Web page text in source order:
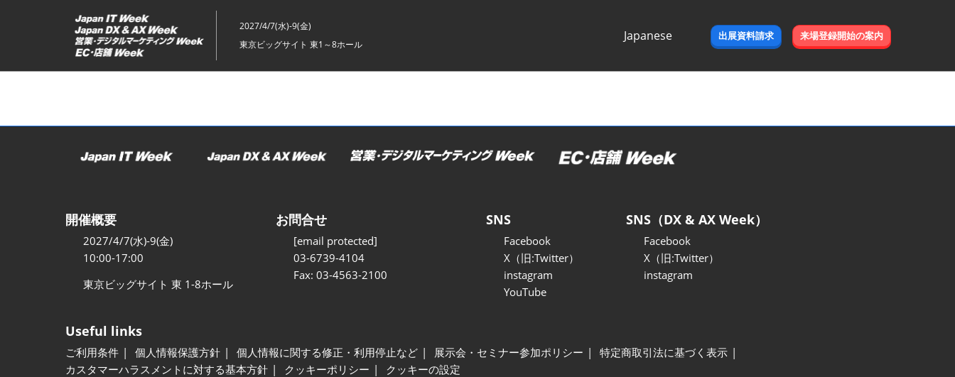
ッ
2027/4/7(水)-9(金)
東京ビッグサイト 東1～8ホール
Japanese
出展資料請求 来場登録開始の案内
開催概要
2027/4/7(水)-9(金)
10:00-17:00
東京ビッグサイト 東 1-8ホール
お問合せ
[email protected]
03-6739-4104
Fax: 03-4563-2100
SNS
Facebook
X（旧:Twitter）
instagram
YouTube
SNS（DX & AX Week）
Facebook
X（旧:Twitter）
instagram
Useful links
ご利用条件 個人情報保護方針 個人情報に関する修正・利用停止など 展示会・セミナー参加ポリシー
特定商取引法に基づく表示
カスタマーハラスメントに対する基本方針
クッキーポリシー クッキーの設定